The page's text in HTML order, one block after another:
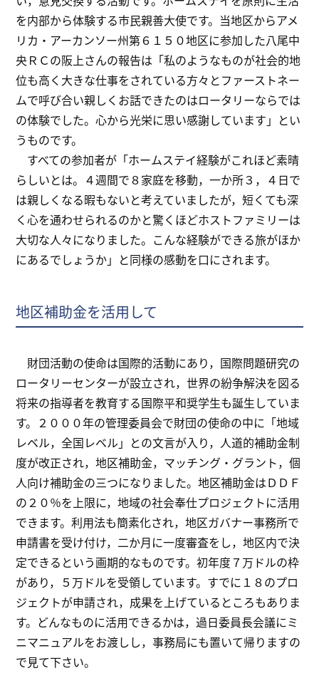
を内部から体験する市民親善大使です。当地区からアメ
リカ・アーカンソー州第６１５０地区に参加した八尾中
央ＲＣの阪上さんの報告は「私のようなものが社会的地
位も高く大きな仕事をされている方々とファーストネー
ムで呼び合い親しくお話できたのはロータリーならでは
の体験でした。心から光栄に思い感謝しています」とい
うものです。
すべての参加者が「ホームステイ経験がこれほど素晴
らしいとは。４週間で８家庭を移動，一か所３，４日で
は親しくなる暇もないと考えていましたが，短くても深
く心を通わせられるのかと驚くほどホストファミリーは
大切な人々になりました。こんな経験ができる旅がほか
にあるでしょうか」と同様の感動を口にされます。
地区補助金を活用して
財団活動の使命は国際的活動にあり，国際問題研究の
ロータリーセンターが設立され，世界の紛争解決を図る
将来の指導者を教育する国際平和奨学生も誕生していま
す。２０００年の管理委員会で財団の使命の中に「地域
レベル，全国レベル」との文言が入り，人道的補助金制
度が改正され，地区補助金，マッチング・グラント，個
人向け補助金の三つになりました。地区補助金はＤＤＦ
の２０％を上限に，地域の社会奉仕プロジェクトに活用
できます。利用法も簡素化され，地区ガバナー事務所で
申請書を受け付け，二か月に一度審査をし，地区内で決
定できるという画期的なものです。初年度７万ドルの枠
があり，５万ドルを受領しています。すでに１８のプロ
ジェクトが申請され，成果を上げているところもありま
す。どんなものに活用できるかは，過日委員長会議にミ
ニマニュアルをお渡しし，事務局にも置いて帰りますの
で見て下さい。